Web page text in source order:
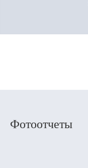
Фотоотчеты